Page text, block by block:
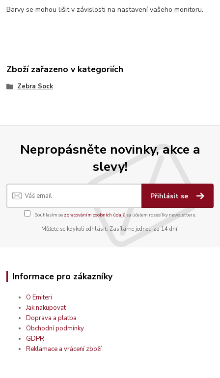
Barvy se mohou lišit v závislosti na nastavení vašeho monitoru.
Zboží zařazeno v kategoriích
Zebra Sock
Nepropásněte novinky, akce a
slevy!
Přihlásit se
Souhlasím se zpracováním osobních údajůza účelem rozesílky newsletteru.
Můžete se kdykoli odhlásit. Zasíláme jednou za 14 dní.
Informace pro zákazníky
O Emiteri
Jak nakupovat
Doprava a platba
Obchodní podmínky
GDPR
Reklamace a vrácení zboží